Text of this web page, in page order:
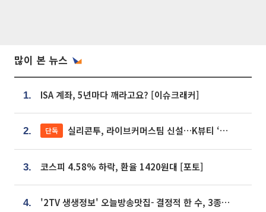
많이 본 뉴스
1. ISA 계좌, 5년마다 깨라고요? [이슈크래커]
2. 단독 실리콘투, 라이브커머스팀 신설…K뷰티 ‘글로벌 판매망’ 확대[K뷰티 라방戰]
3. 코스피 4.58% 하락, 환율 1420원대 [포토]
4. '2TV 생생정보' 오늘방송맛집- 결정적 한 수, 3종 메밀면! 메밀 소바 맛집 '의○○○○'